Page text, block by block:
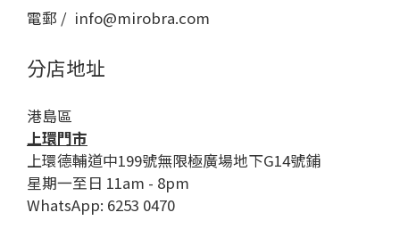
電郵 / info@mirobra.com
分店地址
港島區
上環門市
上環德輔道中199號無限極廣場地下G14號鋪
星期一至日 11am - 8pm
WhatsApp: 6253 0470